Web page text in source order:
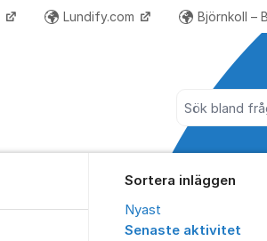
Sök bland alla
Lundify.com Björnkoll –
Sortera inläggen
Nyast
Senaste aktivitet